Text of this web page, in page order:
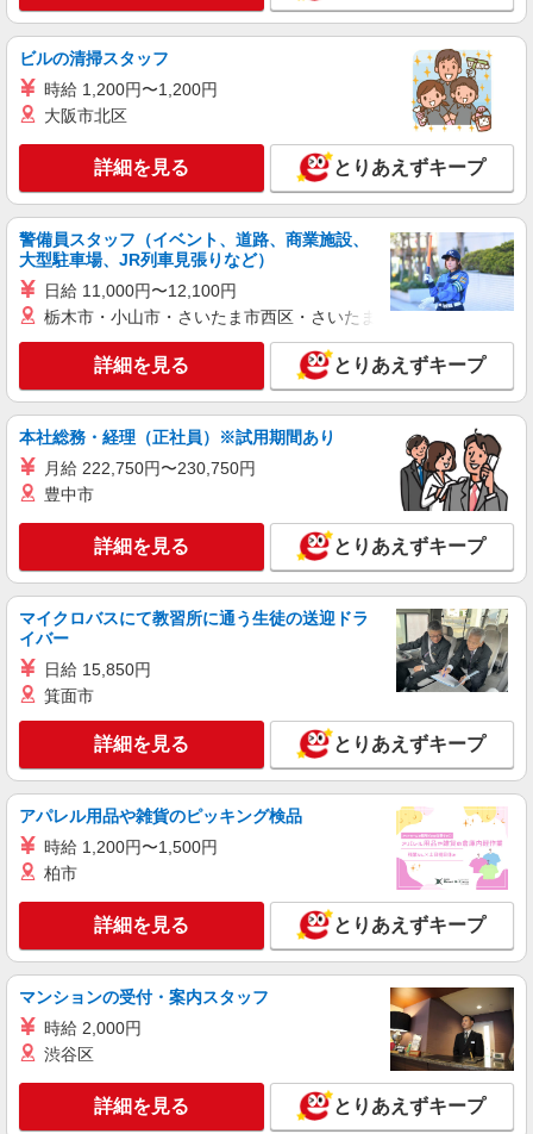
時給1200円〜 ※残業代支給 ★交通費別途支給
（規定あり） ゜+゜・。○。・゜+゜・。○。・゜
頂くと, インセンティブ支給(規定有) ★月2回払
い・週払い可能（規程有）★ ゜・。○。・゜
キープ 詳細を見る
紹介予定派遣
≪コールセンター≫
時給1200円〜 ※残業代支給 ★交通費別途支給
（規定あり） ゜+゜・。○。・゜+゜・。○。・゜
+゜ 入社祝い金10万円支給(規定有) お友達を紹介
頂くと, インセンティブ支給(規定有) ★月2回払
い・週払い可能（規程有）★ ゜・。○。・゜
+゜・。○。・゜+゜
熊本県熊本市中央区
詳細を見る
派遣社員
株式会社シエロ
時給1200円〜 ※残業代支給 ★交通費別途支給
+゜ 入社祝い金10万円支給(規定有) お友達を紹介
頂くと, インセンティブ支給(規定有) ★月2回払
い・週払い可能（規程有）★ ゜・。○。・゜
熊本県熊本市中央区
キープ 詳細を見る
派遣社員
株式会社シエロ
時給1300円〜1500円（経験・能力による） ※
別途インセンティブ制度有！ ※残業代支給 ★交通
費別途支給（規定あり） ゜+゜・。○。・゜
+゜・。○。・゜+゜ 入社祝い金10万円支給(規定
有) お友達を紹介頂くと, インセンティブ支給(規定
有) ★月2回払い・週払い可能（規程有）★ ゜・。
○。・゜+゜・。○。・゜+゜
熊本県熊本市中央区
キープ 詳細を見る
派遣社員
株式会社シエロ
≪コールセンター≫
時給1400円〜 ※残業代支給 ★交通費別途支給
（規定あり） ゜+゜・。○。・゜+゜・。○。・゜
+゜ 入社祝い金10万円支給(規定有) お友達を紹介
頂くと, インセンティブ支給(規定有) ★月2回払
い・週払い可能（規程有）★ ゜・。○。・゜
詳細を見る
ビルの清掃スタッフ
時給 1,200円〜1,200円
大阪市北区
詳細を見る とりあえずキープ
警備員スタッフ（イベント、道路、商業施設、
大型駐車場、JR列車見張りなど）
日給 11,000円〜12,100円
栃木市・小山市・さいたま市西区・さいたま市岩槻区・久喜市・
詳細を見る とりあえずキープ
本社総務・経理（正社員）※試用期間あり
月給 222,750円〜230,750円
豊中市
詳細を見る とりあえずキープ
マイクロバスにて教習所に通う生徒の送迎ドラ
イバー
日給 15,850円
箕面市
詳細を見る とりあえずキープ
アパレル用品や雑貨のピッキング検品
時給 1,200円〜1,500円
柏市
詳細を見る とりあえずキープ
マンションの受付・案内スタッフ
時給 2,000円
渋谷区
詳細を見る とりあえずキープ